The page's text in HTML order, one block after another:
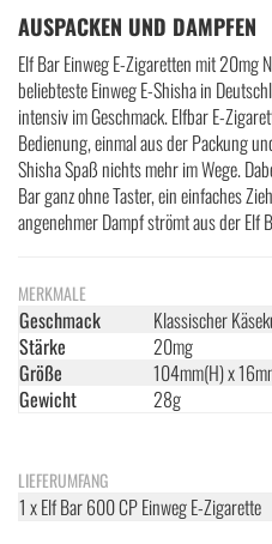
AUSPACKEN UND DAMPFEN
Elf Bar Einweg E-Zigaretten mit 20mg
beliebteste Einweg E-Shisha in
intensiv im Geschmack. Elfbar E-
Bedienung, einmal aus der Packung
Shisha Spaß nichts mehr im Wege.
Bar ganz ohne Taster, ein einfaches
angenehmer Dampf strömt aus der Elf
MERKMALE
Geschmack
Klassischer
Stärke
20mg
Größe
104mm(H) x
Gewicht
28g
LIEFERUMFANG
1 x Elf Bar 600 CP Einweg E-Zigarette